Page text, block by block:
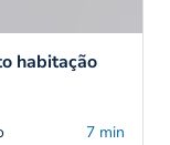
habitação
7 min